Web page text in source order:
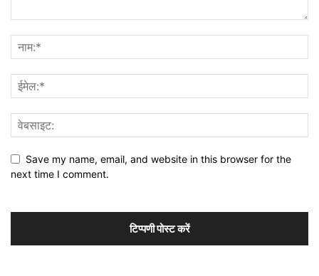
Save my name, email, and website in this browser for the
next time I comment.